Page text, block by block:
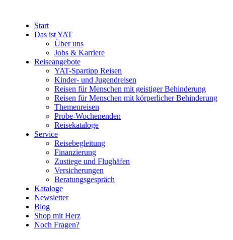
Start
Das ist YAT
Über uns
Jobs & Karriere
Reiseangebote
YAT-Spartipp Reisen
Kinder- und Jugendreisen
Reisen für Menschen mit geistiger Behinderung
Reisen für Menschen mit körperlicher Behinderung
Themenreisen
Probe-Wochenenden
Reisekataloge
Service
Reisebegleitung
Finanzierung
Zustiege und Flughäfen
Versicherungen
Beratungsgespräch
Kataloge
Newsletter
Blog
Shop mit Herz
Noch Fragen?